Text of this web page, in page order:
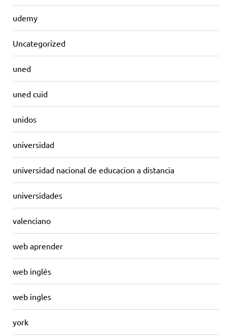
udemy
Uncategorized
uned
uned cuid
unidos
universidad
universidad nacional de educacion a distancia
universidades
valenciano
web aprender
web inglés
web ingles
york